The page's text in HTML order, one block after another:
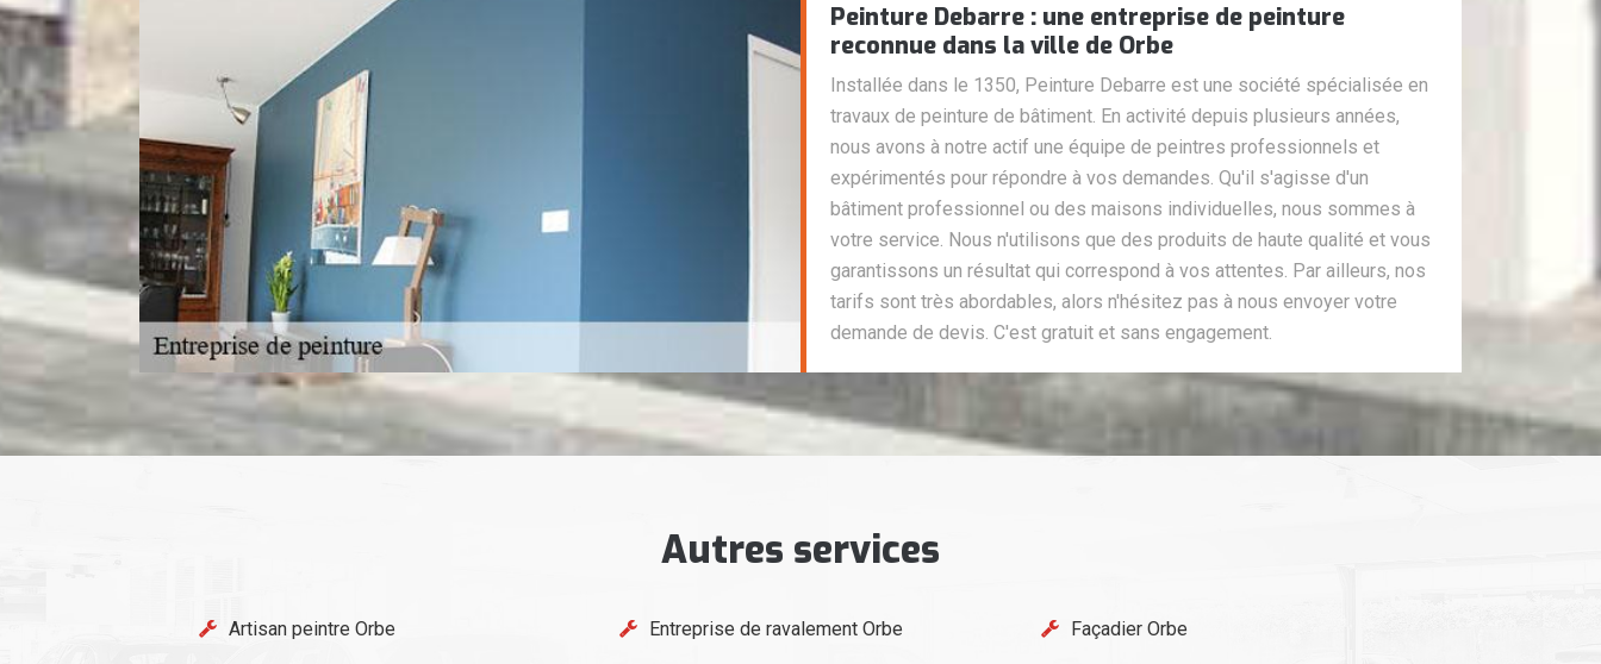
Peinture Debarre : une entreprise de peinture
reconnue dans la ville de Orbe
Installée dans le 1350, Peinture Debarre est une société spécialisée en
travaux de peinture de bâtiment. En activité depuis plusieurs années,
nous avons à notre actif une équipe de peintres professionnels et
expérimentés pour répondre à vos demandes. Qu'il s'agisse d'un
bâtiment professionnel ou des maisons individuelles, nous sommes à
votre service. Nous n'utilisons que des produits de haute qualité et vous
garantissons un résultat qui correspond à vos attentes. Par ailleurs, nos
tarifs sont très abordables, alors n'hésitez pas à nous envoyer votre
demande de devis. C'est gratuit et sans engagement.
Autres services
Artisan peintre Orbe Entreprise de ravalement Orbe Façadier Orbe